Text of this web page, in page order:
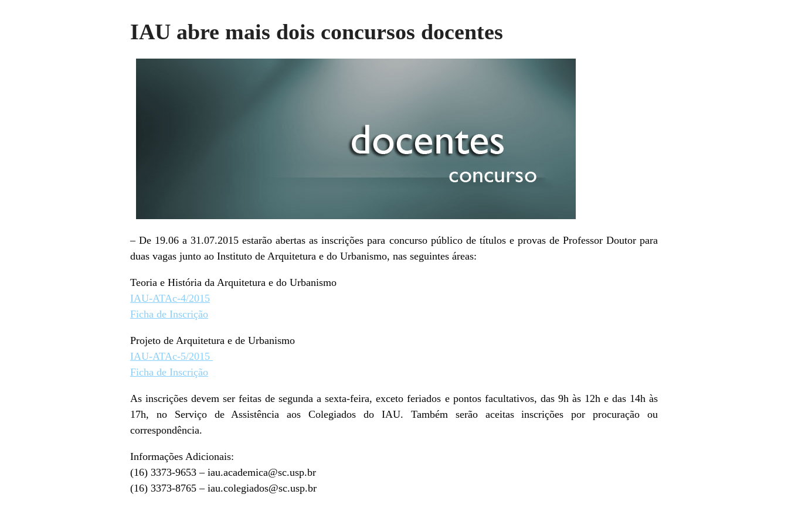
IAU abre mais dois concursos docentes
– De 19.06 a 31.07.2015 estarão abertas as inscrições para concurso público de títulos e provas de Professor Doutor para
duas vagas junto ao Instituto de Arquitetura e do Urbanismo, nas seguintes áreas:
Teoria e História da Arquitetura e do Urbanismo
IAU-ATAc-4/2015
Ficha de Inscrição
Projeto de Arquitetura e de Urbanismo
IAU-ATAc-5/2015
Ficha de Inscrição
As inscrições devem ser feitas de segunda a sexta-feira, exceto feriados e pontos facultativos, das 9h às 12h e das 14h às
17h, no Serviço de Assistência aos Colegiados do IAU. Também serão aceitas inscrições por procuração ou
correspondência.
Informações Adicionais:
(16) 3373-9653 – iau.academica@sc.usp.br
(16) 3373-8765 – iau.colegiados@sc.usp.br